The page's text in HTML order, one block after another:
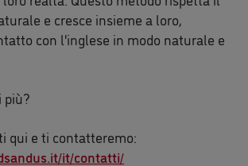
e cresce insieme a loro,
con l'inglese in modo naturale e
più?
qui e ti contatteremo:
it/contatti/